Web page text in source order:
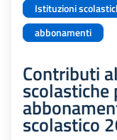
Istituzioni
abbonamenti
Contributi
scolastiche
scolastico